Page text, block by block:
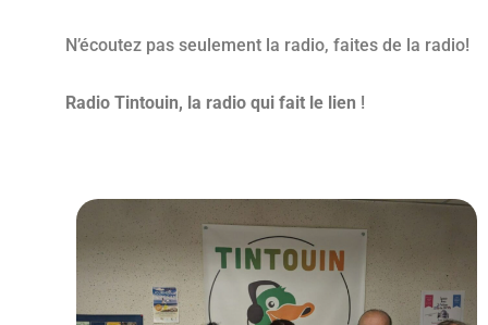
N’écoutez pas seulement la radio, faites de la radio!
Radio Tintouin, la radio qui fait le lien !